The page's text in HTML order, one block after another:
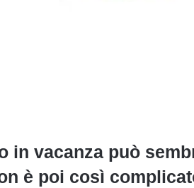
in vacanza può
è poi così